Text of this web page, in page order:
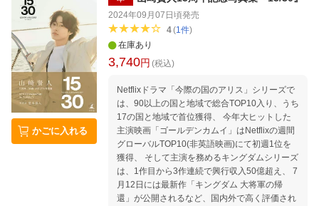
き」の字）
かごに入れる
2024年09月07日頃発売
4(1件)
在庫あり
3,740円 (税込)
Netflixドラマ「今際の国のアリス」シリーズで
は、90以上の国と地域で総合TOP10入り、うち
17の国と地域で首位獲得、 今年大ヒットした
主演映画「ゴールデンカムイ」はNetflixの週間
グローバルTOP10(非英語映画)にて初週1位を
獲得、 そして主演を務めるキングダムシリーズ
は、1作目から3作連続で興行収入50億超え、 7
月12日には最新作「キングダム 大将軍の帰
還」が公開されるなど、国内外で高く評価され